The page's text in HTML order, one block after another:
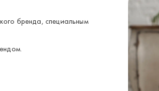
бренда, специальным